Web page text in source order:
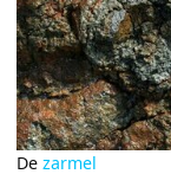
Dezarmel